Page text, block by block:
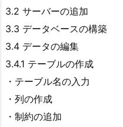
3.2 サーバーの追加
3.3 データベースの構築
3.4 データの編集
3.4.1 テーブルの作成
・テーブル名の入力
・列の作成
・制約の追加